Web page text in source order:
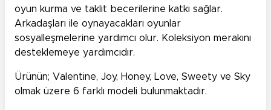
oyun kurma ve taklit becerilerine katkı sağlar.
Arkadaşları ile oynayacakları oyunlar
sosyalleşmelerine yardımcı olur. Koleksiyon merakını
desteklemeye yardımcıdır.
Ürünün; Valentine, Joy, Honey, Love, Sweety ve Sky
olmak üzere 6 farklı modeli bulunmaktadır.